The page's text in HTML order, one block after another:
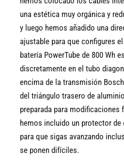
una estética muy orgánica y
y luego hemos añadido una
ajustable para que configures
batería PowerTube de 800 Wh
discretamente en el tubo
encima de la transmisión
del triángulo trasero de
preparada para modificaciones
hemos incluido un protector de
para que sigas avanzando
se ponen difíciles.